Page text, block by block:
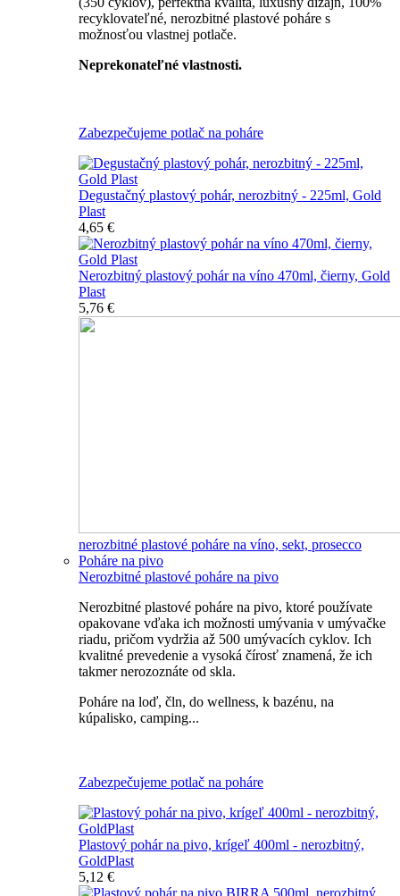
recyklovateľné, nerozbitné plastové poháre s
možnosťou vlastnej potlače.
Neprekonateľné vlastnosti.
Zabezpečujeme potlač na poháre
Degustačný plastový pohár, nerozbitný - 225ml, Gold
Plast
4,65 €
Nerozbitný plastový pohár na víno 470ml, čierny, Gold
Plast
5,76 €
nerozbitné plastové poháre na víno, sekt, prosecco
Poháre na pivo
Nerozbitné plastové poháre na pivo
Nerozbitné plastové poháre na pivo, ktoré používate
opakovane vďaka ich možnosti umývania v umývačke
riadu, pričom vydržia až 500 umývacích cyklov. Ich
kvalitné prevedenie a vysoká čírosť znamená, že ich
takmer nerozoznáte od skla.
Poháre na loď, čln, do wellness, k bazénu, na
kúpalisko, camping...
Zabezpečujeme potlač na poháre
Plastový pohár na pivo, krígeľ 400ml - nerozbitný,
GoldPlast
5,12 €